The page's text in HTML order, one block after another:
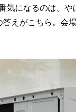
気になるのは、
えがこちら。会